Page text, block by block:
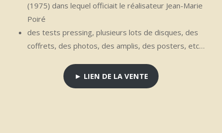
(1975) dans lequel officiait le réalisateur Jean-Marie
Poiré
des tests pressing, plusieurs lots de disques, des
coffrets, des photos, des amplis, des posters, etc…
► LIEN DE LA VENTE